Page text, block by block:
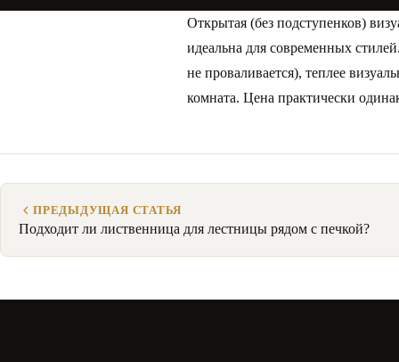
Открытая (без подступенков)
идеальна для современных
не проваливается), теплее
комната. Цена практически
ПРЕДЫДУЩАЯ СТАТЬЯ
Подходит ли лиственница для лестницы рядом с печкой?